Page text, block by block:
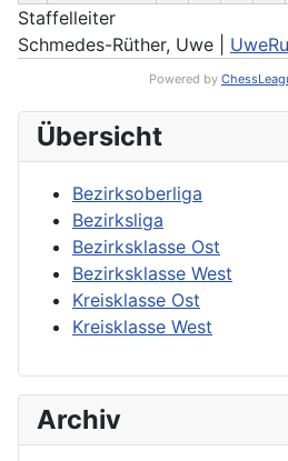
Übersicht
Bezirksoberliga
Bezirksliga
Bezirksklasse Ost
Bezirksklasse West
Kreisklasse Ost
Kreisklasse West
Archiv
Staffelleiter
Schmedes-Rüther, Uwe |
Powered by